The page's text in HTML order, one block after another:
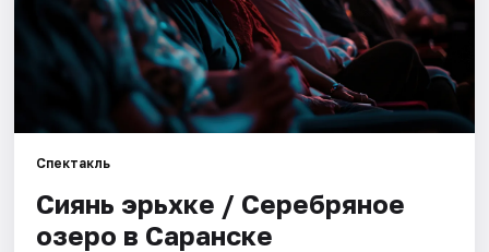
Города
Рейтинги
Спектакль
Сиянь эрьхке / Серебряное
озеро в Саранске